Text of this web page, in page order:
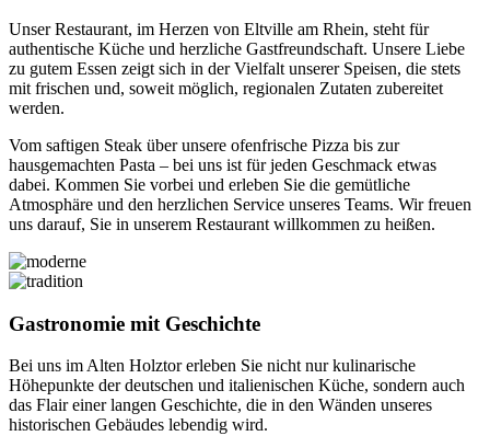
Unser Restaurant, im Herzen von Eltville am Rhein, steht für
authentische Küche und herzliche Gastfreundschaft. Unsere Liebe
zu gutem Essen zeigt sich in der Vielfalt unserer Speisen, die stets
mit frischen und, soweit möglich, regionalen Zutaten zubereitet
werden.
Vom saftigen Steak über unsere ofenfrische Pizza bis zur
hausgemachten Pasta – bei uns ist für jeden Geschmack etwas
dabei. Kommen Sie vorbei und erleben Sie die gemütliche
Atmosphäre und den herzlichen Service unseres Teams. Wir freuen
uns darauf, Sie in unserem Restaurant willkommen zu heißen.
Gastronomie mit Geschichte
Bei uns im Alten Holztor erleben Sie nicht nur kulinarische
Höhepunkte der deutschen und italienischen Küche, sondern auch
das Flair einer langen Geschichte, die in den Wänden unseres
historischen Gebäudes lebendig wird.